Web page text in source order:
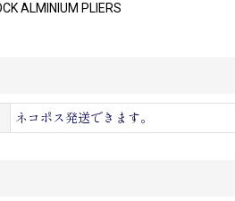
ALMINIUM PLIERS
ネコポス発送できます。